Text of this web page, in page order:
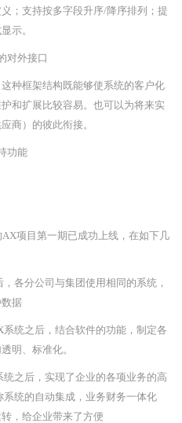
；支持按多字段升序/降序排列；提
示。
对外接口
种框架结构既能够使系统的客户化
和扩展比较容易。也可以为将来实
商）的彼此衔接。
功能
项目第一期已成功上线，在如下几
各分公司与集团使用相同的系统，
据
统之后，结合软件的功能，制定各
明、标准化。
之后，实现了企业的各项业务的高
统的自动集成，业务财务一体化
，给企业带来了方便